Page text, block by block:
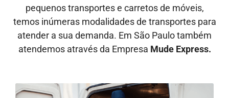
pequenos transportes e carretos de móveis,
temos inúmeras modalidades de transportes para
atender a sua demanda. Em São Paulo também
atendemos através da Empresa Mude Express.